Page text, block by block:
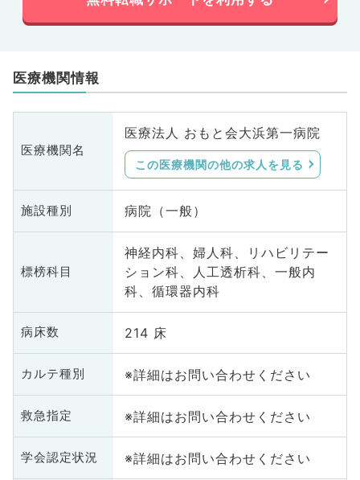
医療機関情報
医療機関名
医療法人 おもと会大浜第一病院
この医療機関の他の求人を見る
施設種別 病院（一般）
標榜科目
神経内科、婦人科、リハビリテー
ション科、人工透析科、一般内
科、循環器内科
病床数 214 床
カルテ種別 ※詳細はお問い合わせください
救急指定 ※詳細はお問い合わせください
学会認定状況 ※詳細はお問い合わせください